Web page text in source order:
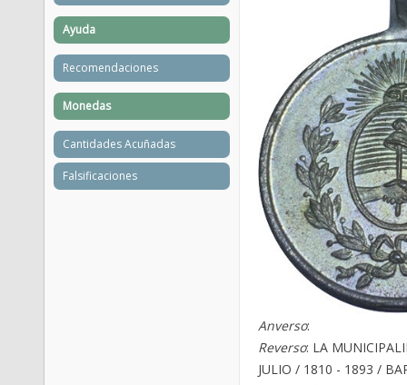
Anverso:
Reverso: LA
JULIO / 1810 - 1893 /
Ayuda
Recomendaciones
Monedas
Cantidades Acuñadas
Falsificaciones